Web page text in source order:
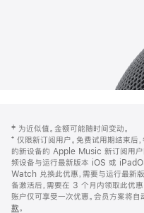
页
页
脚
注
‡ 为近似值。金额可能随时间变动。
⁺ 仅限新订阅用户。免费试用期结束后
的新设备的 Apple Music 新订阅用户
频设备与运行最新版本 iOS 或
Watch 兑换此优惠，需要与运行最新
备激活后，需要在 3 个月内领取此优
账户仅可享受一次优惠。会员方案将自
款。